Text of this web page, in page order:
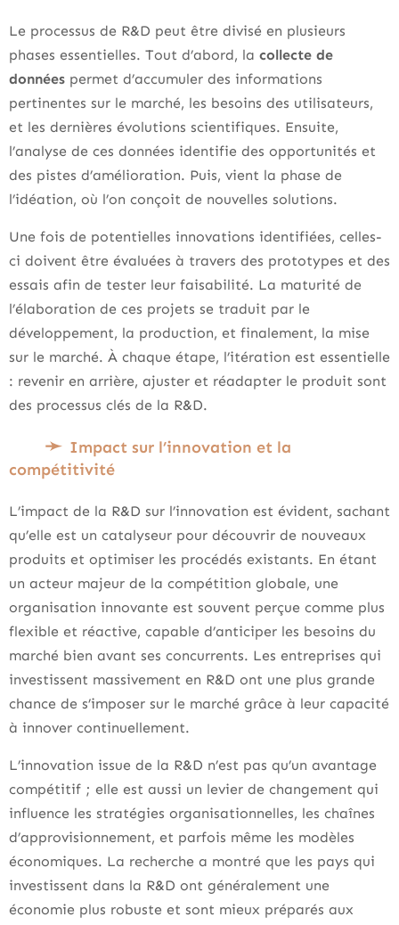
Le processus de R&D peut être divisé en plusieurs
phases essentielles. Tout d’abord, la collecte de
données permet d’accumuler des informations
pertinentes sur le marché, les besoins des utilisateurs,
et les dernières évolutions scientifiques. Ensuite,
l’analyse de ces données identifie des opportunités et
des pistes d’amélioration. Puis, vient la phase de
l’idéation, où l’on conçoit de nouvelles solutions.
Une fois de potentielles innovations identifiées, celles-
ci doivent être évaluées à travers des prototypes et des
essais afin de tester leur faisabilité. La maturité de
l’élaboration de ces projets se traduit par le
développement, la production, et finalement, la mise
sur le marché. À chaque étape, l’itération est essentielle
: revenir en arrière, ajuster et réadapter le produit sont
des processus clés de la R&D.
Impact sur l’innovation et la
compétitivité
L’impact de la R&D sur l’innovation est évident, sachant
qu’elle est un catalyseur pour découvrir de nouveaux
produits et optimiser les procédés existants. En étant
un acteur majeur de la compétition globale, une
organisation innovante est souvent perçue comme plus
flexible et réactive, capable d’anticiper les besoins du
marché bien avant ses concurrents. Les entreprises qui
investissent massivement en R&D ont une plus grande
chance de s’imposer sur le marché grâce à leur capacité
à innover continuellement.
L’innovation issue de la R&D n’est pas qu’un avantage
compétitif ; elle est aussi un levier de changement qui
influence les stratégies organisationnelles, les chaînes
d’approvisionnement, et parfois même les modèles
économiques. La recherche a montré que les pays qui
investissent dans la R&D ont généralement une
économie plus robuste et sont mieux préparés aux